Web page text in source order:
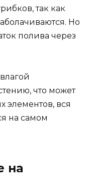
так как
Но
полива через
что может
элементов, вся
на самом
на